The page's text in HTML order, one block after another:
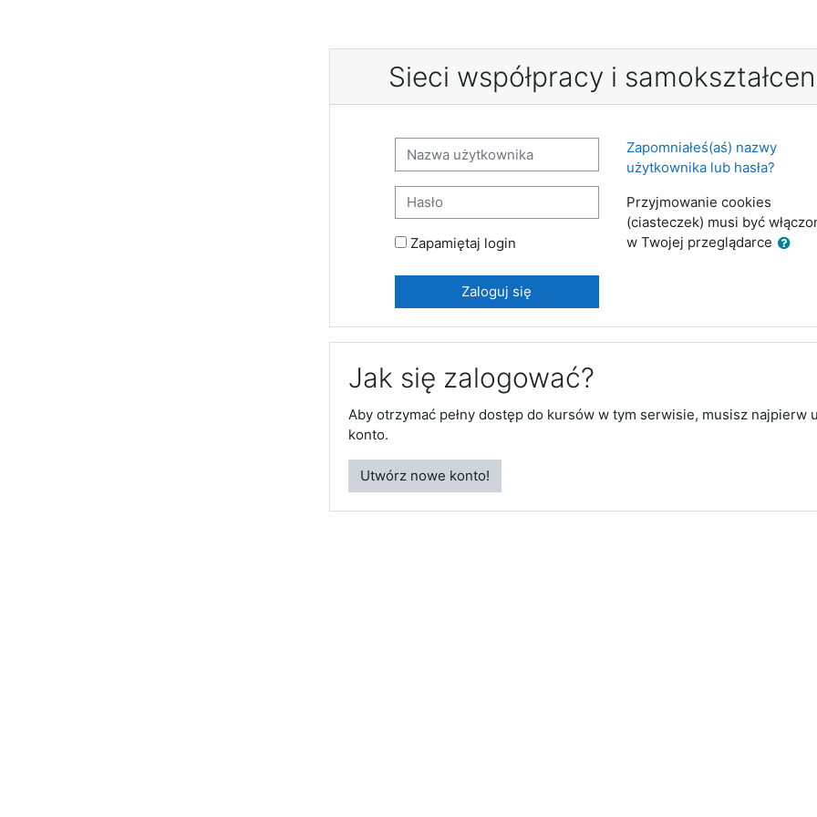
Sieci współpracy i
Nazwa użytkownika
Hasło
Zapamiętaj login
Zaloguj się
Zapomniałeś(aś) nazwy
użytkownika lub hasła?
Przyjmowanie cookies
(ciasteczek) musi być
w Twojej przeglądarce
Jak się zalogować?
Aby otrzymać pełny dostęp do kursów w tym serwisie, musisz najpierw
konto.
Utwórz nowe konto!